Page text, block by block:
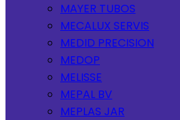
MAYER TUBOS
MECALUX SERVIS
MEDID PRECISION
MEDOP
MELISSE
MEPAL BV
MEPLAS JAR